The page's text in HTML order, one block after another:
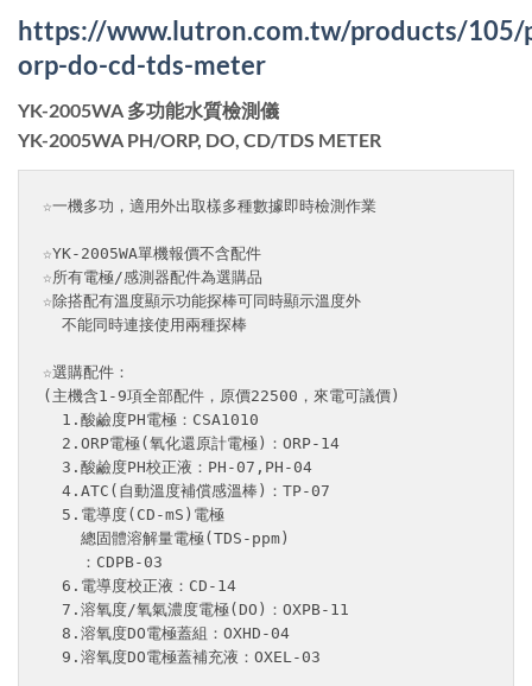
https://www.lutron.com.tw/products/105/
orp-do-cd-tds-meter
YK-2005WA 多功能水質檢測儀
YK-2005WA PH/ORP, DO, CD/TDS METER
☆一機多功，適用外出取樣多種數據即時檢測作業
☆YK-2005WA單機報價不含配件
☆所有電極/感測器配件為選購品
☆除搭配有溫度顯示功能探棒可同時顯示溫度外
  不能同時連接使用兩種探棒
☆選購配件：
(主機含1-9項全部配件，原價22500，來電可議價)
  1.酸鹼度PH電極：CSA1010
  2.ORP電極(氧化還原計電極)：ORP-14
  3.酸鹼度PH校正液：PH-07,PH-04
  4.ATC(自動溫度補償感溫棒)：TP-07
  5.電導度(CD-mS)電極
    總固體溶解量電極(TDS-ppm)
    ：CDPB-03
  6.電導度校正液：CD-14
  7.溶氧度/氧氣濃度電極(DO)：OXPB-11
  8.溶氧度DO電極蓋組：OXHD-04
  9.溶氧度DO電極蓋補充液：OXEL-03